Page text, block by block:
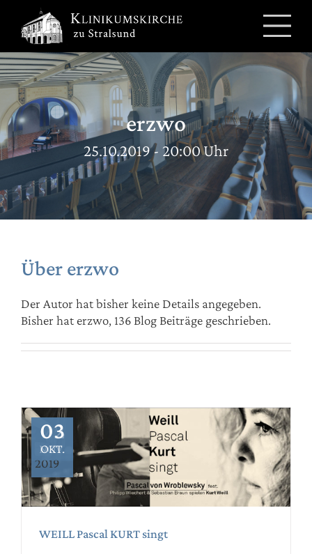
Inhalt
springen
erzwo
25.10.2019 - 20:00 Uhr
Über erzwo
Der Autor hat bisher keine Details angegeben.
Bisher hat erzwo, 136 Blog Beiträge geschrieben.
WEILL Pascal KURT singt
WEILL Pascal KURT singt
25
OKT.
2019
02
NOV.
2019
03
OKT.